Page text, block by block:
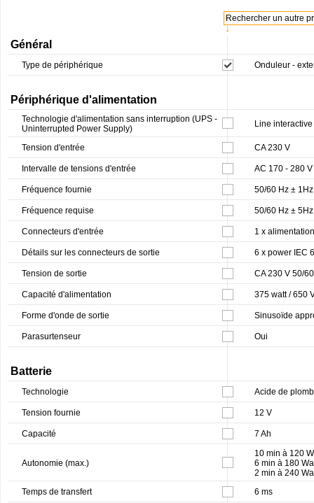
↓
Rechercher un autre
Général
Type de périphérique Onduleur -
Périphérique d'alimentation
Technologie d'alimentation sans interruption (UPS -
Uninterrupted Power Supply)
Line interactive
Tension d'entrée CA 230 V
Intervalle de tensions d'entrée AC 170 - 280 V
Fréquence fournie 50/60 Hz ± 1Hz
Fréquence requise 50/60 Hz ± 5Hz
Connecteurs d'entrée 1 x
Détails sur les connecteurs de sortie 6 x power IEC
Tension de sortie CA 230 V 50/
Capacité d'alimentation 375 watt / 650
Forme d'onde de sortie Sinusoïde
Parasurtenseur Oui
Batterie
Technologie Acide de plomb
Tension fournie 12 V
Capacité 7 Ah
Autonomie (max.)
10 min à 120
6 min à 180
2 min à 240
Temps de transfert
6 ms